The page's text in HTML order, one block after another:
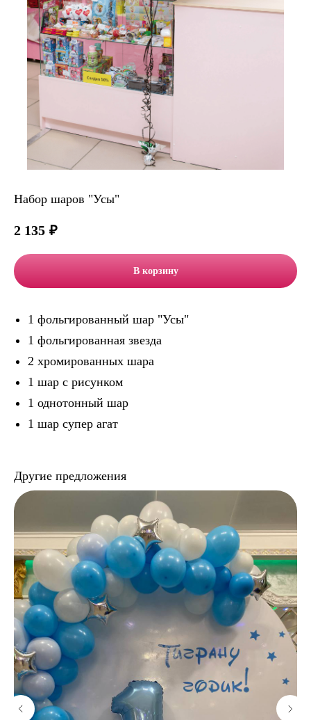
Набор шаров "Усы"
2 135 ₽
В корзину
1 фольгированный шар "Усы"
1 фольгированная звезда
2 хромированных шара
1 шар с рисунком
1 однотонный шар
1 шар супер агат
Другие предложения